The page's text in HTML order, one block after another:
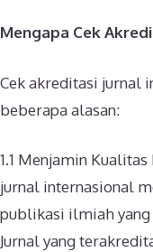
Mengapa Cek
Cek akreditasi jurnal
beberapa alasan:
1.1 Menjamin
jurnal internasional
publikasi ilmiah
Jurnal yang